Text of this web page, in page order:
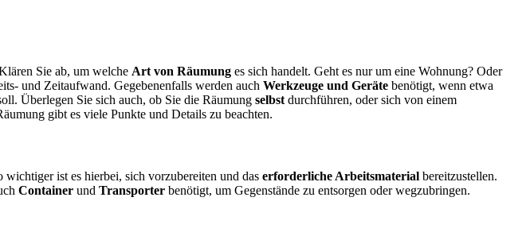
Sie ab, um welche Art von Räumung es sich handelt. Geht es nur um eine Wohnung? Oder
und Zeitaufwand. Gegebenenfalls werden auch Werkzeuge und Geräte benötigt, wenn etwa
Überlegen Sie sich auch, ob Sie die Räumung selbst durchführen, oder sich von einem
gibt es viele Punkte und Details zu beachten.
ist es hierbei, sich vorzubereiten und das erforderliche Arbeitsmaterial bereitzustellen.
Container und Transporter benötigt, um Gegenstände zu entsorgen oder wegzubringen.